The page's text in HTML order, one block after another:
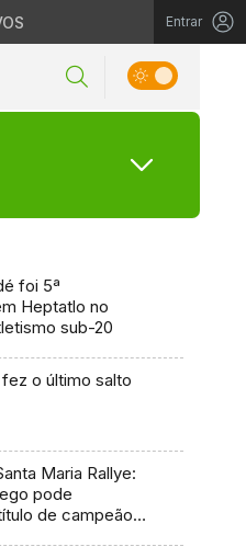
Entrar
foi 5ª
Heptatlo no
sub-20
o último salto
Maria Rallye:
pode
de campeão